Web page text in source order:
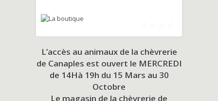
L’accès au animaux de la chèvrerie
de Canaples est ouvert le MERCREDI
de 14Hà 19h du 15 Mars au 30
Octobre
Le magasin de la chèvrerie de